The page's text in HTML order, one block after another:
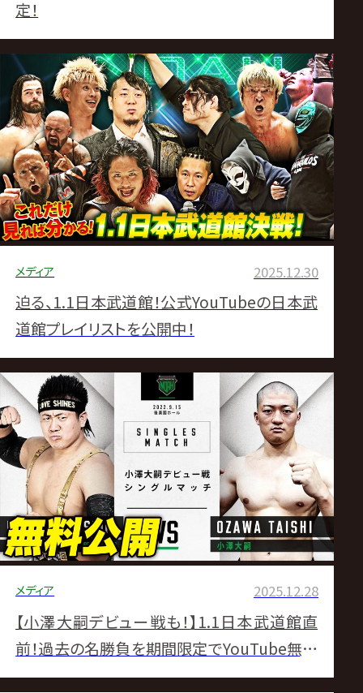
定！
メディア 2025.12.30
迫る、1.1日本武道館！公式YouTubeの日本武
道館プレイリストを公開中！
メディア 2025.12.28
【小澤大嗣デビュー戦も！】1.1日本武道館直
前！過去の名勝負を期間限定でYouTube無料
公開！